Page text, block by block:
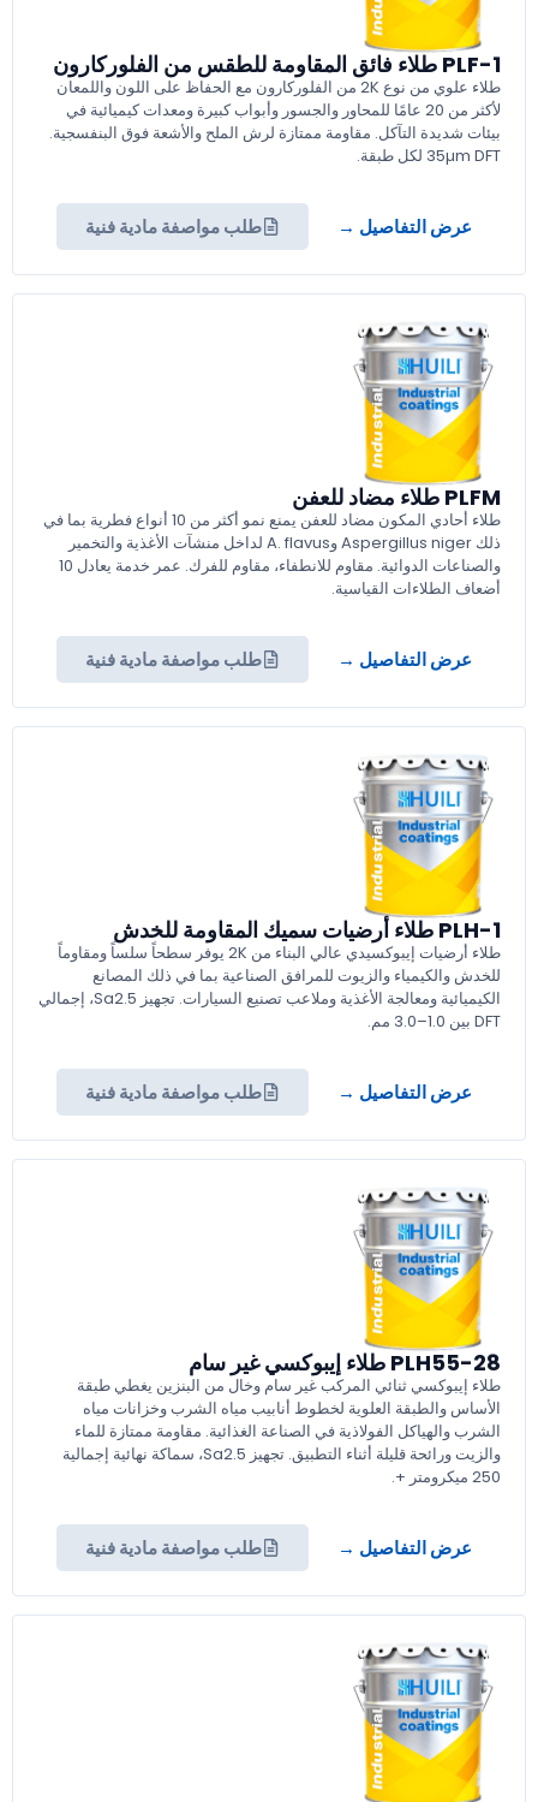
PLF-1 طلاء فائق المقاومة للطقس من الفلوركارون
طلاء علوي من نوع 2K من الفلوركارون مع الحفاظ على اللون واللمعان
لأكثر من 20 عامًا للمحاور والجسور وأبواب كبيرة ومعدات كيميائية في
بيئات شديدة التآكل. مقاومة ممتازة لرش الملح والأشعة فوق البنفسجية.
35µm DFT لكل طبقة.
عرض التفاصيل → طلب مواصفة مادية فنية
PLFM طلاء مضاد للعفن
طلاء أحادي المكون مضاد للعفن يمنع نمو أكثر من 10 أنواع فطرية بما في
ذلك Aspergillus niger وA. flavus لداخل منشآت الأغذية والتخمير
والصناعات الدوائية. مقاوم للانطفاء، مقاوم للفرك. عمر خدمة يعادل 10
أضعاف الطلاءات القياسية.
عرض التفاصيل → طلب مواصفة مادية فنية
PLH-1 طلاء أرضيات سميك المقاومة للخدش
طلاء أرضيات إيبوكسيدي عالي البناء من 2K يوفر سطحاً سلساً ومقاوماً
للخدش والكيمياء والزيوت للمرافق الصناعية بما في ذلك المصانع
الكيميائية ومعالجة الأغذية وملاعب تصنيع السيارات. تجهيز Sa2.5، إجمالي
DFT بين 1.0–3.0 مم.
عرض التفاصيل → طلب مواصفة مادية فنية
PLH55-28 طلاء إيبوكسي غير سام
طلاء إيبوكسي ثنائي المركب غير سام وخال من البنزين يغطي طبقة
الأساس والطبقة العلوية لخطوط أنابيب مياه الشرب وخزانات مياه
الشرب والهياكل الفولاذية في الصناعة الغذائية. مقاومة ممتازة للماء
والزيت ورائحة قليلة أثناء التطبيق. تجهيز Sa2.5، سماكة نهائية إجمالية
250 ميكرومتر +.
عرض التفاصيل → طلب مواصفة مادية فنية